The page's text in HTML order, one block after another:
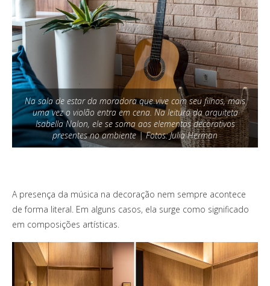
Na sala de estar da moradora que vive com seu filhos, mais
uma vez o violão entra em cena. Na leitura da arquiteta
Isabella Nalon, ele se soma aos elementos decorativos
presentes no ambiente | Fotos: Julia Herman
A presença da música na decoração nem sempre acontece
de forma literal. Em alguns casos, ela surge como significado
em composições artísticas.